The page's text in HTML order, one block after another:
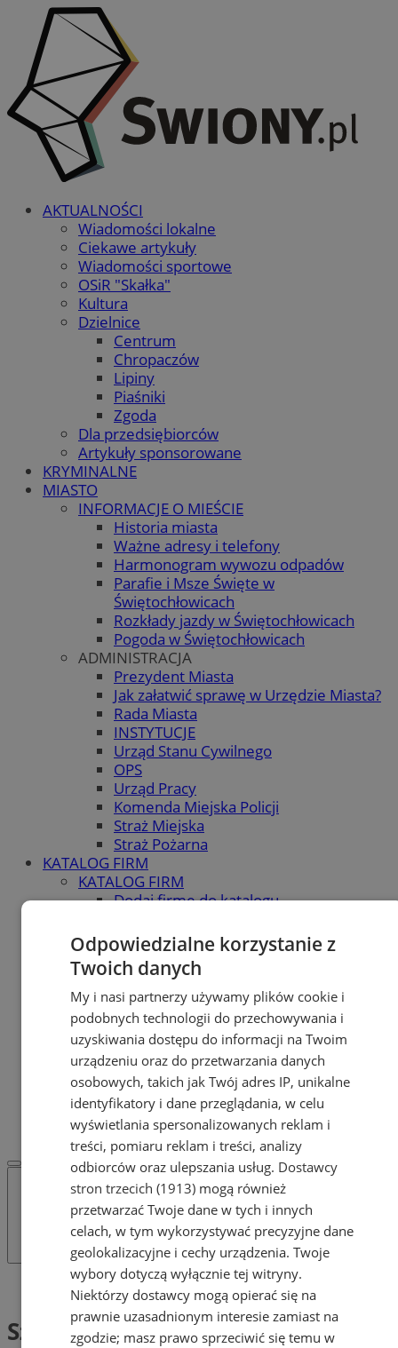
AKTUALNOŚCI
Wiadomości lokalne
Ciekawe artykuły
Wiadomości sportowe
OSiR "Skałka"
Kultura
Dzielnice
Centrum
Chropaczów
Lipiny
Piaśniki
Zgoda
Dla przedsiębiorców
Artykuły sponsorowane
KRYMINALNE
MIASTO
INFORMACJE O MIEŚCIE
Historia miasta
Ważne adresy i telefony
Harmonogram wywozu odpadów
Parafie i Msze Święte w
Świętochłowicach
Rozkłady jazdy w Świętochłowicach
Pogoda w Świętochłowicach
ADMINISTRACJA
Prezydent Miasta
Jak załatwić sprawę w Urzędzie Miasta?
Rada Miasta
INSTYTUCJE
Urząd Stanu Cywilnego
OPS
Urząd Pracy
Komenda Miejska Policji
Straż Miejska
Straż Pożarna
KATALOG FIRM
KATALOG FIRM
Dodaj firmę do katalogu
Skup.io - Skup nieruchomości
Świętochłowice
Skup - nieruchomosci.org
OGŁOSZENIA
OGŁOSZENIA
Dodaj ogłoszenie
POLECAMY
Protocol IT
Pracuj.pl - praca w Świętochłowicach
REKLAMA
WSPÓŁPRACA
Tag: Szkolenia
Szkolenia (1)
Odpowiedzialne korzystanie z
Twoich danych
My i nasi partnerzy używamy plików cookie i
podobnych technologii do przechowywania i
uzyskiwania dostępu do informacji na Twoim
urządzeniu oraz do przetwarzania danych
osobowych, takich jak Twój adres IP, unikalne
identyfikatory i dane przeglądania, w celu
wyświetlania spersonalizowanych reklam i
treści, pomiaru reklam i treści, analizy
odbiorców oraz ulepszania usług. Dostawcy
stron trzecich (1913) mogą również
przetwarzać Twoje dane w tych i innych
celach, w tym wykorzystywać precyzyjne dane
geolokalizacyjne i cechy urządzenia. Twoje
wybory dotyczą wyłącznie tej witryny.
Niektórzy dostawcy mogą opierać się na
prawnie uzasadnionym interesie zamiast na
zgodzie; masz prawo sprzeciwić się temu w